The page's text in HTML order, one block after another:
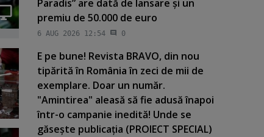
Paradis” are dată de lansare şi un
premiu de 50.000 de euro
6 AUG 2026 12:54 0
E pe bune! Revista BRAVO, din nou
tipărită în România în zeci de mii de
exemplare. Doar un număr.
"Amintirea" aleasă să fie adusă înapoi
într-o campanie inedită! Unde se
găseşte publicaţia (PROIECT SPECIAL)